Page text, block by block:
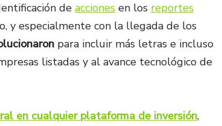
de acciones en los reportes
y especialmente con la llegada de los
para incluir más letras e incluso
listadas y al avance tecnológico de
en cualquier plataforma de inversión,